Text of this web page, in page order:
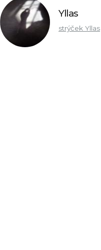
Yllas
strýček Yllas